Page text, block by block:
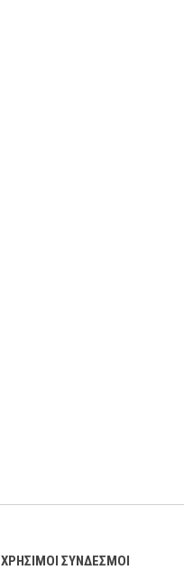
ΧΡΗΣΙΜΟΙ ΣΥΝΔΕΣΜΟΙ